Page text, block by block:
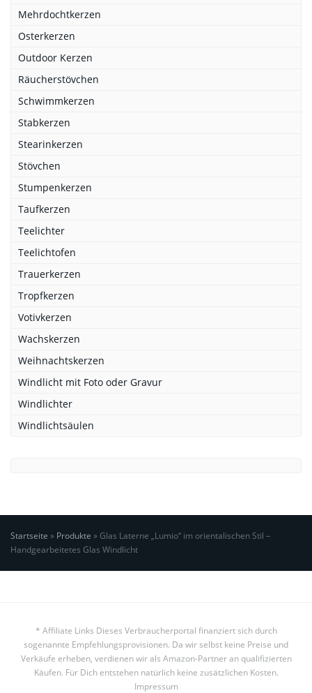
Mehrdochtkerzen
Osterkerzen
Outdoor Kerzen
Räucherstövchen
Schwimmkerzen
Stabkerzen
Stearinkerzen
Stövchen
Stumpenkerzen
Taufkerzen
Teelichter
Teelichtofen
Trauerkerzen
Tropfkerzen
Votivkerzen
Wachskerzen
Weihnachtskerzen
Windlicht mit Foto oder Gravur
Windlichter
Windlichtsäulen
Startseite » Produkte »Glas Laterne „Lumio“ im orientalischen Stil –
Handgearbeitetes Glas Windlicht
* Affiliate Links Dieses Verbraucherportal finanziert sich durch
sogenannte Empfehlungsprovisionen. Da wir selbst keine Preise und
Verkäufe erheben, verdienen wir als Amazon-Partner an qualifizierten
Käufen. Für Dich entstehen natürlich keine zusätzlichen Kosten.
Impressum